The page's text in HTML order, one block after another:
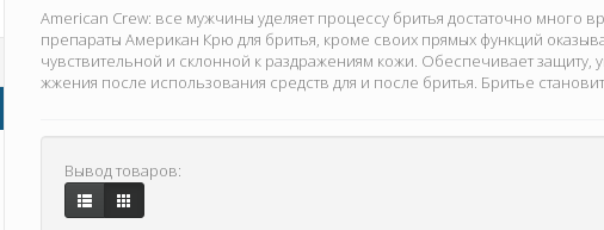
American Crew: все мужчины уделяет процессу бритья достаточно
препараты Американ Крю для бритья, кроме своих прямых функций
чувствительной и склонной к раздражениям кожи. Обеспечивает защиту,
жжения после использования средств для и после бритья. Бритье
Вывод товаров: